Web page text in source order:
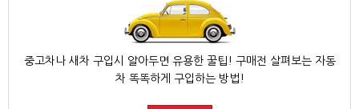
중고차나 새차 구입시 알아두면 유용한 꿀팁! 구매전 살펴보는 자동
차 똑똑하게 구입하는 방법!